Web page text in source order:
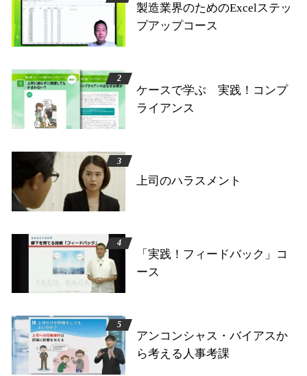
製造業界のためのExcelステッ
プアップコース
ケースで学ぶ 実践！コンプ
ライアンス
上司のハラスメント
「実践！フィードバック」コ
ース
アンコンシャス・バイアスか
ら考える人事考課